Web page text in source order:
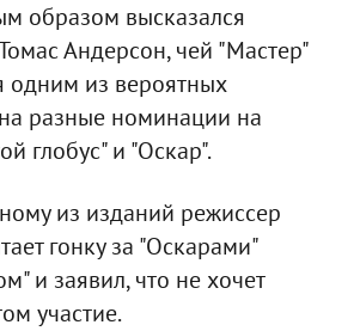
образом высказался
Андерсон, чей "Мастер"
одним из вероятных
разные номинации на
глобус" и "Оскар".
из изданий режиссер
гонку за "Оскарами"
и заявил, что не хочет
участие.